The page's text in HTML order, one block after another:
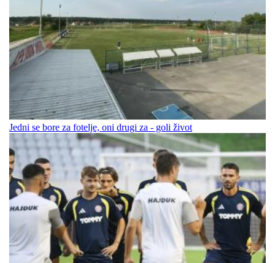
Jedni se bore za fotelje, oni drugi za - goli život